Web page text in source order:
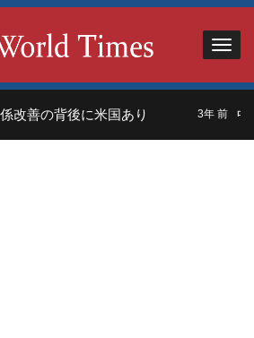
善の背後に米国あり 3年 前 中